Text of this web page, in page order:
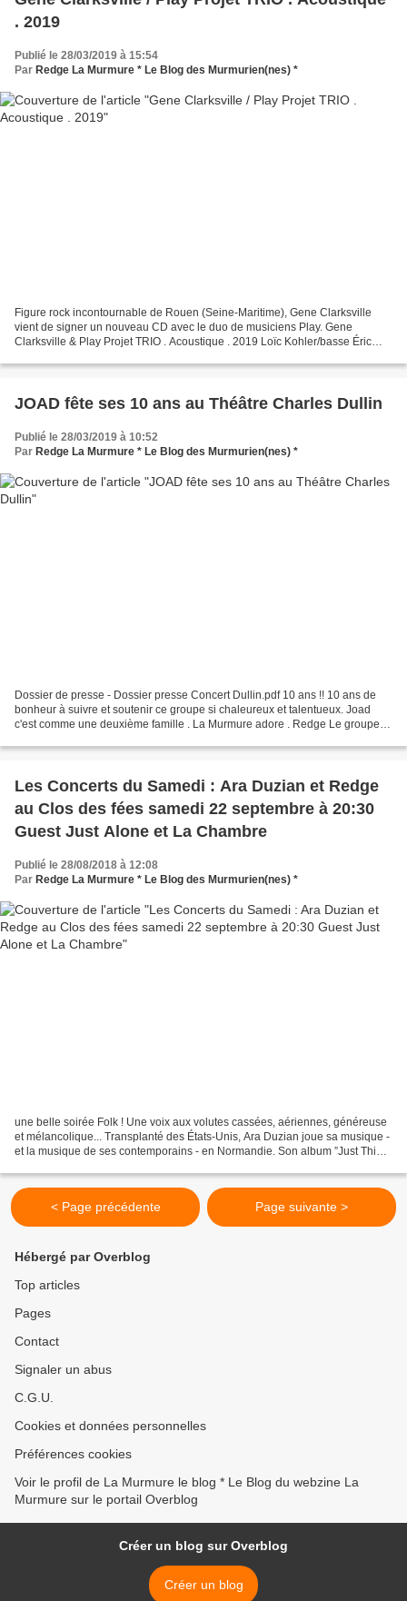
. 2019
Publié le 28/03/2019 à 15:54
Par Redge La Murmure * Le Blog des Murmurien(nes) *
Figure rock incontournable de Rouen (Seine-Maritime), Gene Clarksville
vient de signer un nouveau CD avec le duo de musiciens Play. Gene
Clarksville & Play Projet TRIO . Acoustique . 2019 Loïc Kohler/basse Éric
JOAD fête ses 10 ans au Théâtre Charles Dullin
Publié le 28/03/2019 à 10:52
Par Redge La Murmure * Le Blog des Murmurien(nes) *
Dossier de presse - Dossier presse Concert Dullin.pdf 10 ans !! 10 ans de
bonheur à suivre et soutenir ce groupe si chaleureux et talentueux. Joad
c'est comme une deuxième famille . La Murmure adore . Redge Le groupe
Les Concerts du Samedi : Ara Duzian et Redge
au Clos des fées samedi 22 septembre à 20:30
Guest Just Alone et La Chambre
Publié le 28/08/2018 à 12:08
Par Redge La Murmure * Le Blog des Murmurien(nes) *
une belle soirée Folk ! Une voix aux volutes cassées, aériennes, généreuse
et mélancolique... Transplanté des États-Unis, Ara Duzian joue sa musique -
et la musique de ses contemporains - en Normandie. Son album ”Just Think"
< Page précédente Page suivante >
Hébergé par Overblog
Top articles
Pages
Contact
Signaler un abus
C.G.U.
Cookies et données personnelles
Préférences cookies
Voir le profil de La Murmure le blog * Le Blog du webzine La
Murmure sur le portail Overblog
Créer un blog sur Overblog
Créer un blog